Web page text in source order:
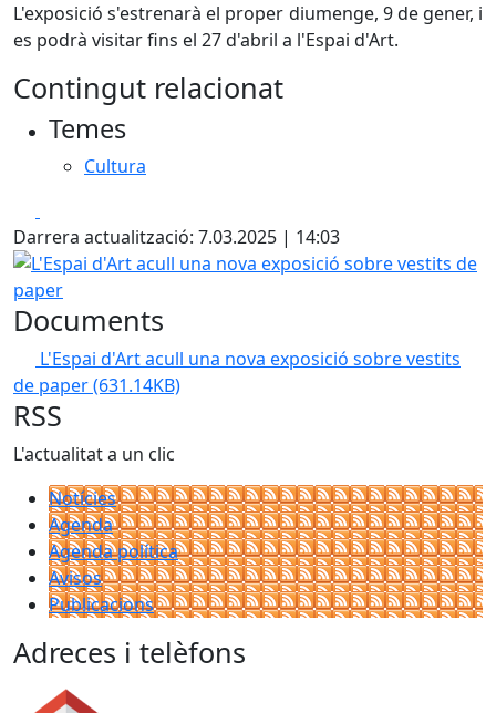
L'exposició s'estrenarà el proper diumenge, 9 de gener, i
es podrà visitar fins el 27 d'abril a l'Espai d'Art.
Contingut relacionat
Temes
Cultura
Darrera actualització: 7.03.2025 | 14:03
L'Espai d'Art acull una nova exposició sobre vestits de
Documents
L'Espai d'Art acull una nova exposició sobre vestits
de paper(631.14KB)
RSS
L'actualitat a un clic
Notícies
Agenda
Agenda política
Avisos
Publicacions
Adreces i telèfons